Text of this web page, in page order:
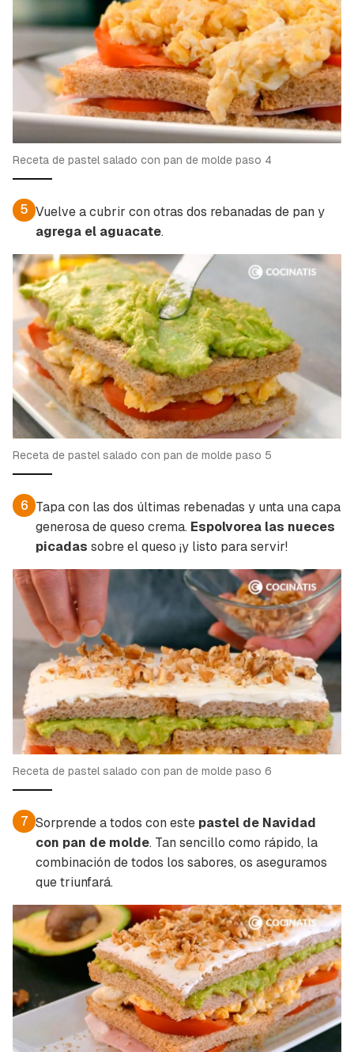
Receta de pastel salado con pan de molde paso 4
5 Vuelve a cubrir con otras dos rebanadas de pan y
agrega el aguacate.
Receta de pastel salado con pan de molde paso 5
6 Tapa con las dos últimas rebenadas y unta una capa
generosa de queso crema. Espolvorea las nueces
picadas sobre el queso ¡y listo para servir!
Receta de pastel salado con pan de molde paso 6
7 Sorprende a todos con este pastel de Navidad
con pan de molde. Tan sencillo como rápido, la
combinación de todos los sabores, os aseguramos
que triunfará.